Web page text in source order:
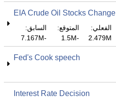
EIA Crude Oil Stocks Change
الفعلي:
2.479M
المتوقع:
-1.5M
السابق:
-7.167M
Fed's Cook speech
Interest Rate Decision